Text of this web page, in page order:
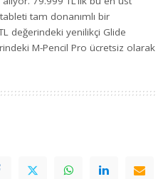
tam donanımlı bir
değerindeki yenilikçi Glide
M-Pencil Pro ücretsiz olarak